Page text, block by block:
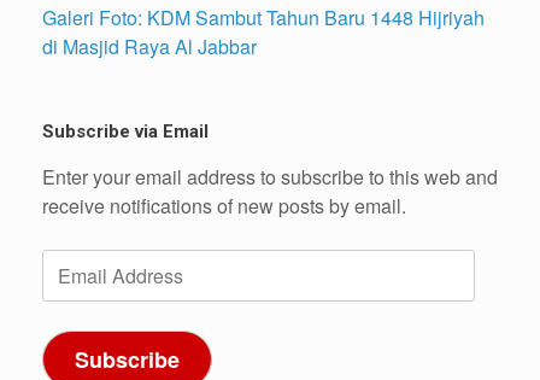
Galeri Foto: KDM Sambut Tahun Baru 1448 Hijriyah
di Masjid Raya Al Jabbar
Subscribe via Email
Enter your email address to subscribe to this web and
receive notifications of new posts by email.
Email
Address
Subscribe